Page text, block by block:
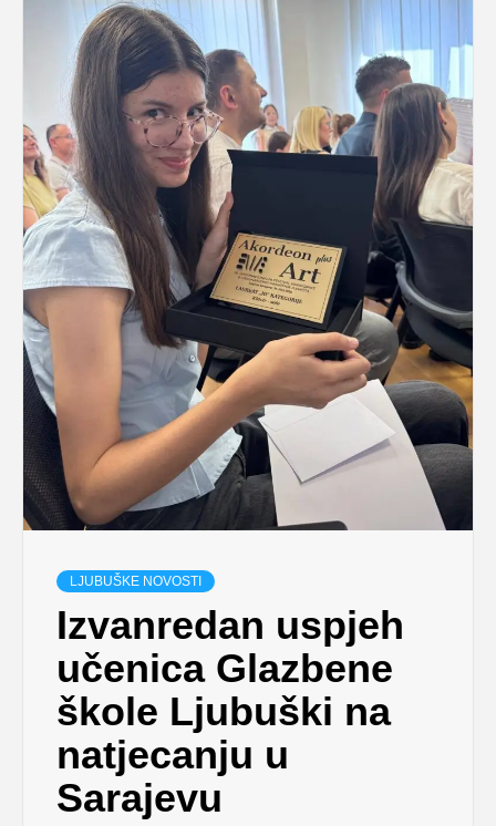
LJUBUŠKE NOVOSTI
Izvanredan uspjeh
učenica Glazbene
škole Ljubuški na
natjecanju u
Sarajevu